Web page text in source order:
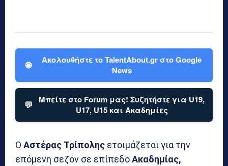
🌐
Ακολουθήστε το TalentAbout.gr στο Google
News
💬
Μπείτε στο Forum μας! Συζητήστε για U19,
U17, U15 και Ακαδημίες
Ο Αστέρας Τρίπολης ετοιμάζεται για την
επόμενη σεζόν σε επίπεδοΑκαδημίας,